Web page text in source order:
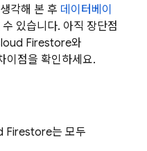
각해 본 후 데이터베이
있습니다. 아직 장단점
Firestore와
이점을 확인하세요.
Firestore는 모두